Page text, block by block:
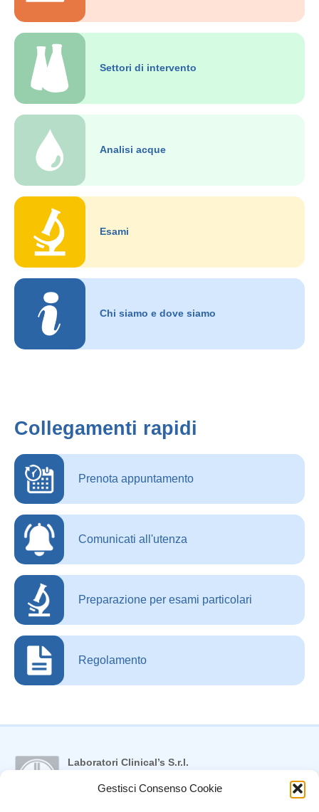
Gestisci Consenso Cookie
Settori di intervento
Analisi acque
Esami
Chi siamo e dove siamo
Collegamenti rapidi
Prenota appuntamento
Comunicati all'utenza
Preparazione per esami particolari
Regolamento
Laboratori Clinical’s S.r.l.
07041 ALGHERO (SS)